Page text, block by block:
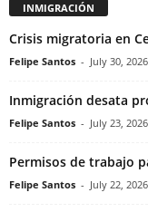
INMIGRACIÓN
Crisis migratoria en
Felipe Santos - July 30, 2026
Inmigración desata
Felipe Santos - July 23, 2026
Permisos de trabajo
Felipe Santos - July 22, 2026